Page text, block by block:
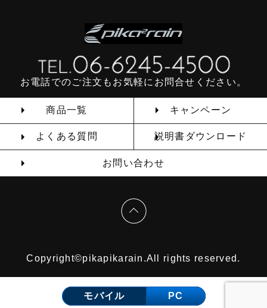
お電話でのご注文もお気軽にお問合せください。
商品一覧 キャンペーン
よくある質問 説明書ダウンロード
お問い合わせ
Copyright©pikapikarain.All rights reserved.
モバイル PC